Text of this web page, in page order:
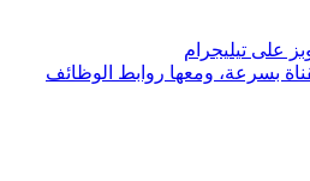
على تيليجرام
بسرعة، ومعها روابط الوظائف